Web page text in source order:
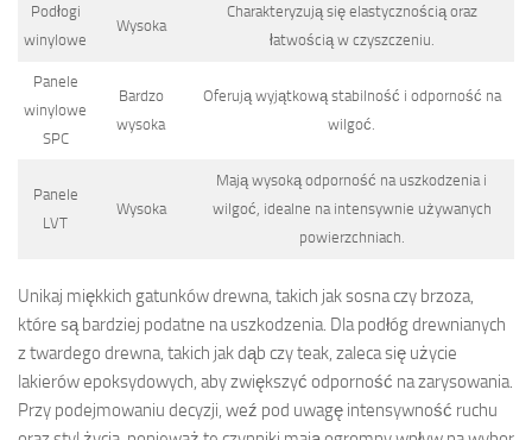
Podłogi
winylowe
Wysoka
Charakteryzują się elastycznością oraz
łatwością w czyszczeniu.
Panele
winylowe
SPC
Bardzo
wysoka
Oferują wyjątkową stabilność i odporność na
wilgoć.
Panele
LVT
Wysoka
Mają wysoką odporność na uszkodzenia i
wilgoć, idealne na intensywnie używanych
powierzchniach.
Unikaj miękkich gatunków drewna, takich jak sosna czy brzoza,
które są bardziej podatne na uszkodzenia. Dla podłóg drewnianych
z twardego drewna, takich jak dąb czy teak, zaleca się użycie
lakierów epoksydowych, aby zwiększyć odporność na zarysowania.
Przy podejmowaniu decyzji, weź pod uwagę intensywność ruchu